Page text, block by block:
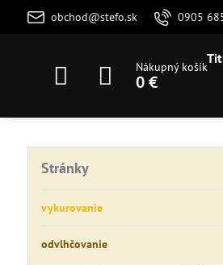
obchod@stefo.sk 0905
Nákupný košík
0 €
Stránky
vykurovanie
odvlhčovanie